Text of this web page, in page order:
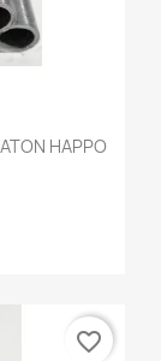
HAPPO
favorite_border